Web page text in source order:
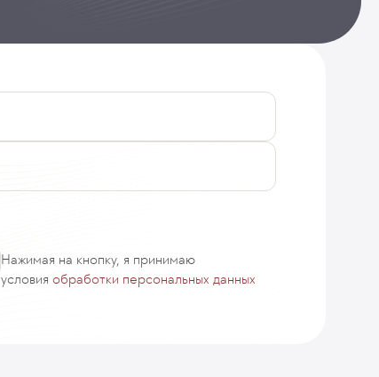
Нажимая на кнопку, я принимаю
условия обработки персональных данных